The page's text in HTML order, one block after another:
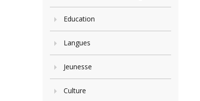
Education
Langues
Jeunesse
Culture